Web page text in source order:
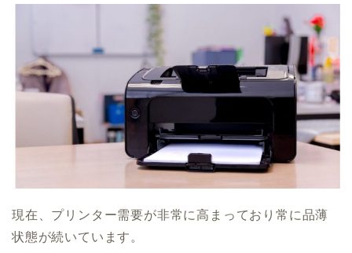
現在、プリンター需要が非常に高まっており常に品薄
状態が続いています。